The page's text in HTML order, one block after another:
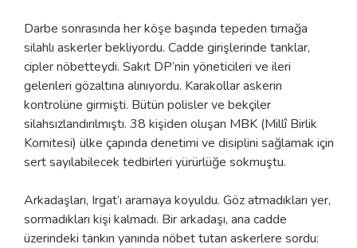
Darbe sonrasında her köşe başında tepeden tırnağa
silahlı askerler bekliyordu. Cadde girişlerinde tanklar,
cipler nöbetteydi. Sakıt DP’nin yöneticileri ve ileri
gelenleri gözaltına alınıyordu. Karakollar askerin
kontrolüne girmişti. Bütün polisler ve bekçiler
silahsızlandırılmıştı. 38 kişiden oluşan MBK (Millî Birlik
Komitesi) ülke çapında denetimi ve disiplini sağlamak için
sert sayılabilecek tedbirleri yürürlüğe sokmuştu.
Arkadaşları, Irgat’ı aramaya koyuldu. Göz atmadıkları yer,
sormadıkları kişi kalmadı. Bir arkadaşı, ana cadde
üzerindeki tankın yanında nöbet tutan askerlere sordu: